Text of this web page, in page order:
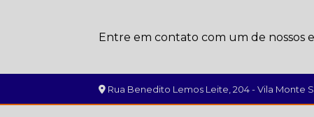
Entre em contato com um de nossos
Rua Benedito Lemos Leite, 204 - Vila Monte